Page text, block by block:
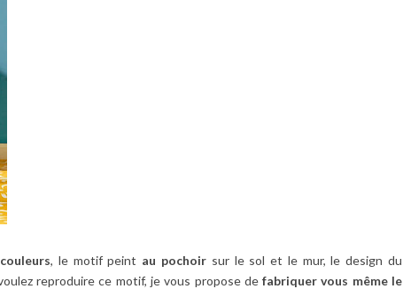
, le motif peint au pochoir sur le sol et le mur, le design du
reproduire ce motif, je vous propose defabriquer vous même le